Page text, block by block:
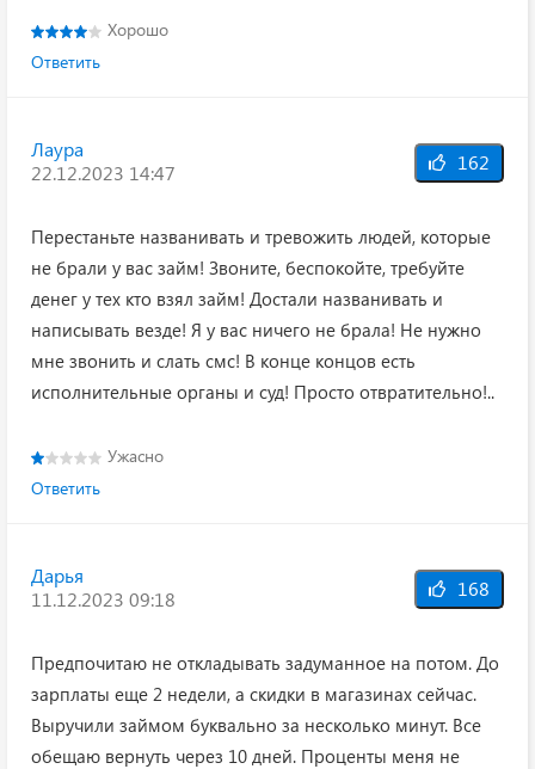
Хорошо
Ответить
Лаура
22.12.2023 14:47
162
Перестаньте названивать и тревожить людей, которые
не брали у вас займ! Звоните, беспокойте, требуйте
денег у тех кто взял займ! Достали названивать и
написывать везде! Я у вас ничего не брала! Не нужно
мне звонить и слать смс! В конце концов есть
исполнительные органы и суд! Просто отвратительно!..
Ужасно
Ответить
Дарья
11.12.2023 09:18
168
Предпочитаю не откладывать задуманное на потом. До
зарплаты еще 2 недели, а скидки в магазинах сейчас.
Выручили займом буквально за несколько минут. Все
обещаю вернуть через 10 дней. Проценты меня не